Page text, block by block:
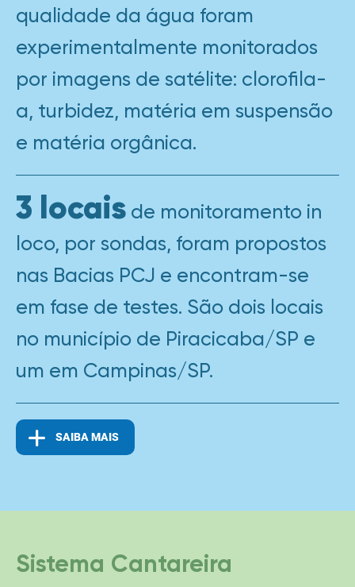
qualidade da água foram
experimentalmente monitorados
por imagens de satélite: clorofila-
a, turbidez, matéria em suspensão
e matéria orgânica.
3 locais de monitoramento in
loco, por sondas, foram propostos
nas Bacias PCJ e encontram-se
em fase de testes. São dois locais
no município de Piracicaba/SP e
um em Campinas/SP.
SAIBA MAIS
Sistema Cantareira